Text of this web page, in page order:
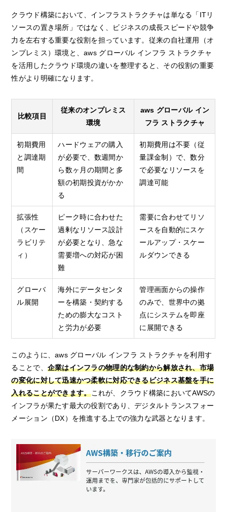
クラウド構築において、インフラストラクチャは単なる「ITリ
ソースの置き場所」ではなく、ビジネスの成長スピードや競争
力を左右する重要な役割を担っています。従来の自社運用（オ
ンプレミス）環境と、aws グローバル インフラ ストラクチャ
を活用したクラウド環境の違いを整理すると、その役割の重要
性がより明確になります。
比較項目
従来のオンプレミス
環境
aws グローバル イン
フラ ストラクチャ
初期費用
と調達期
間
ハードウェアの購入
が必要で、数週間か
ら数ヶ月の期間と多
額の初期投資がかか
る
初期費用は不要（従
量課金制）で、数分
で必要なリソースを
調達可能
拡張性
（スケー
ラビリテ
ィ）
ピーク時に合わせた
過剰なリソース設計
が必要となり、急な
需要増への対応が困
難
需要に合わせてリソ
ースを自動的にスケ
ールアップ・スケー
ルダウンできる
グローバ
ル展開
海外にデータセンタ
ーを構築・契約する
ための膨大なコスト
と労力が必要
管理画面からの操作
のみで、世界中の拠
点にシステムを即座
に展開できる
このように、aws グローバル インフラ ストラクチャを利用す
ることで、 企業はインフラの物理的な制約から解放され、市場
の変化に対して迅速かつ柔軟に対応できるビジネス基盤を手に
入れることができます。これが、クラウド構築においてAWSの
インフラが果たす最大の役割であり、デジタルトランスフォー
メーション（DX）を推進する上での強力な武器となります。